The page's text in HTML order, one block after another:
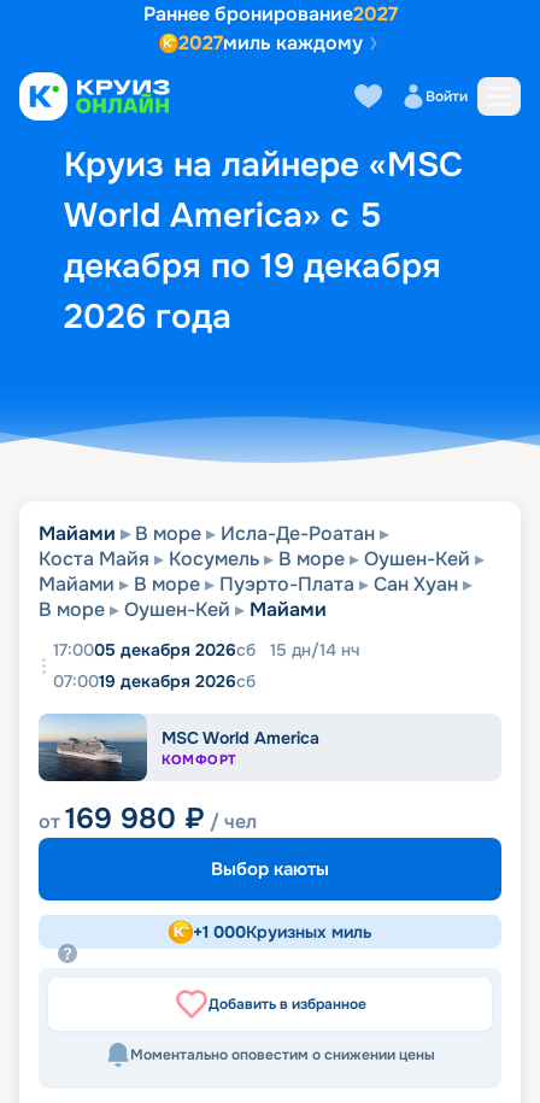
Раннее бронирование2027
2027миль каждому
Войти
Круиз на лайнере «MSC
World America» с 5
декабря по 19 декабря
2026 года
Выбор кают Маршрут и
Майами В море
Исла-Де-Роатан
Коста Майя
Косумель В море
Оушен-Кей
Майами
В море Пуэрто-Плата
Сан Хуан
В море
Оушен-Кей Майами
17:0005 декабря 2026сб 15 дн/14 нч
07:0019 декабря 2026сб
MSC World America
КОМФОРТ
от169 980 ₽ / чел
Выбор каюты
+1 000Круизных миль
Добавить в избранное
Моментально оповестим о снижении цены